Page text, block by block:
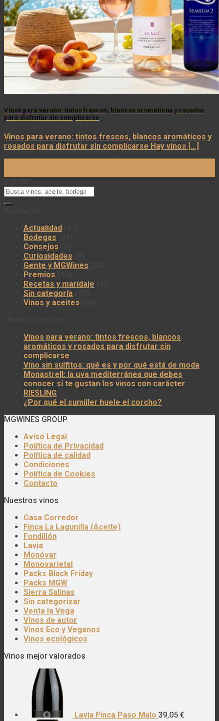
Vinos para verano: tintos frescos, blancos aromáticos y rosados
para disfrutar sin complicarse
Vinos para verano: tintos frescos, blancos aromáticos y
rosados para disfrutar sin complicarse Hay vinos [...]
Actualidad
Bodegas
Consejos
Curiosidades
Gente y MGWines
Premios
Recetas y maridaje
Sin categoría
Vinos y aceites
Vinos para verano: tintos frescos, blancos
aromáticos y rosados para disfrutar sin
complicarse
Vino sin sulfitos: qué es y por qué está de moda
Monastrell: la uva mediterránea que debes
conocer si te gustan los vinos con carácter
RIESLING
¿Por qué el sumiller huele el corcho?
MGWINES GROUP
Aviso Legal
Política de Privacidad
Política de calidad
Condiciones
Política de Cookies
Contacto
Nuestros vinos
Casa Corredor
Finca La Lagunilla (Aceite)
Fondillón
Lavia
Monóvar
Monovarietal
Packs Black Friday
Packs MGW
Sierra Salinas
Sin categorizar
Venta la Vega
Vinos de autor
Vinos Eco y Veganos
Vinos ecológicos
Vinos mejor valorados
Lavia Finca Paso Malo 39,05 €